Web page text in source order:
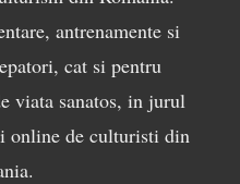
antrenamente si
cat si pentru
viata sanatos, in jurul
online de culturisti din